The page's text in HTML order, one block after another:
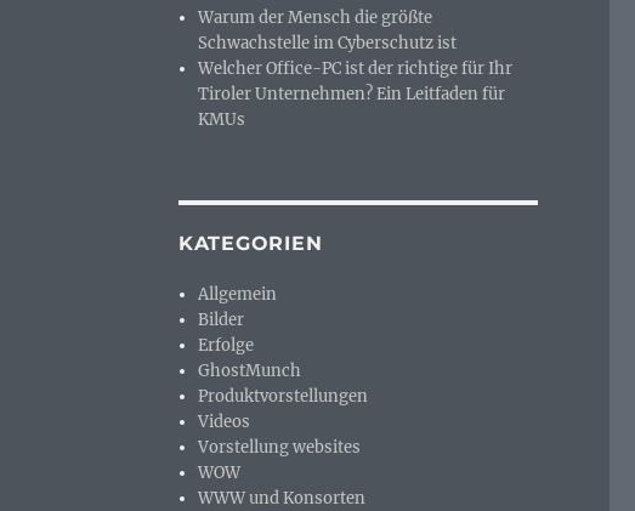
Warum der Mensch die größte
Schwachstelle im Cyberschutz ist
Welcher Office-PC ist der richtige für Ihr
Tiroler Unternehmen? Ein Leitfaden für
KMUs
KATEGORIEN
Allgemein
Bilder
Erfolge
GhostMunch
Produktvorstellungen
Videos
Vorstellung websites
WOW
WWW und Konsorten